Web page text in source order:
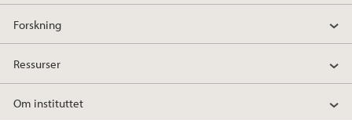
Forskning
Ressurser
Om instituttet